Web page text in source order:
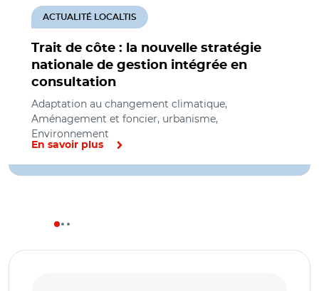
Trait de côte : la nouvelle stratégie
nationale de gestion intégrée en
consultation
ACTUALITÉ LOCALTIS
Adaptation au changement climatique,
Aménagement et foncier, urbanisme,
Environnement
En savoir plus